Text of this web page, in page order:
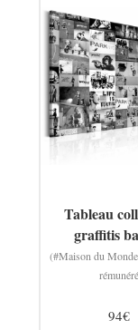
Tableau
graffitis
(#Maison du
94€